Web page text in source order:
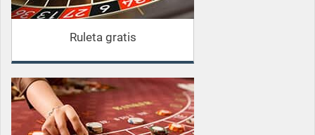
Ruleta gratis